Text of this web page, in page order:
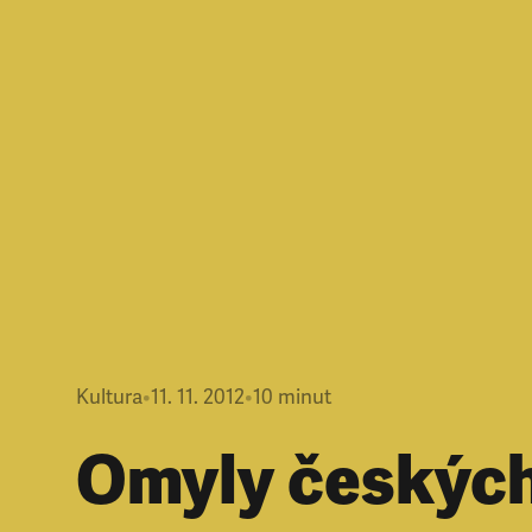
Kultura•11. 11. 2012•10 minut
Omyly